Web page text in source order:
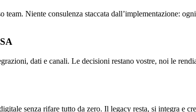
team. Niente consulenza staccata dall’implementazione:
dati e canali. Le decisioni restano vostre, noi le
senza rifare tutto da zero. Il legacy resta, si integra e